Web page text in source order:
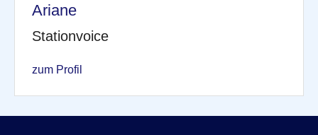
Ariane
Stationvoice
zum Profil